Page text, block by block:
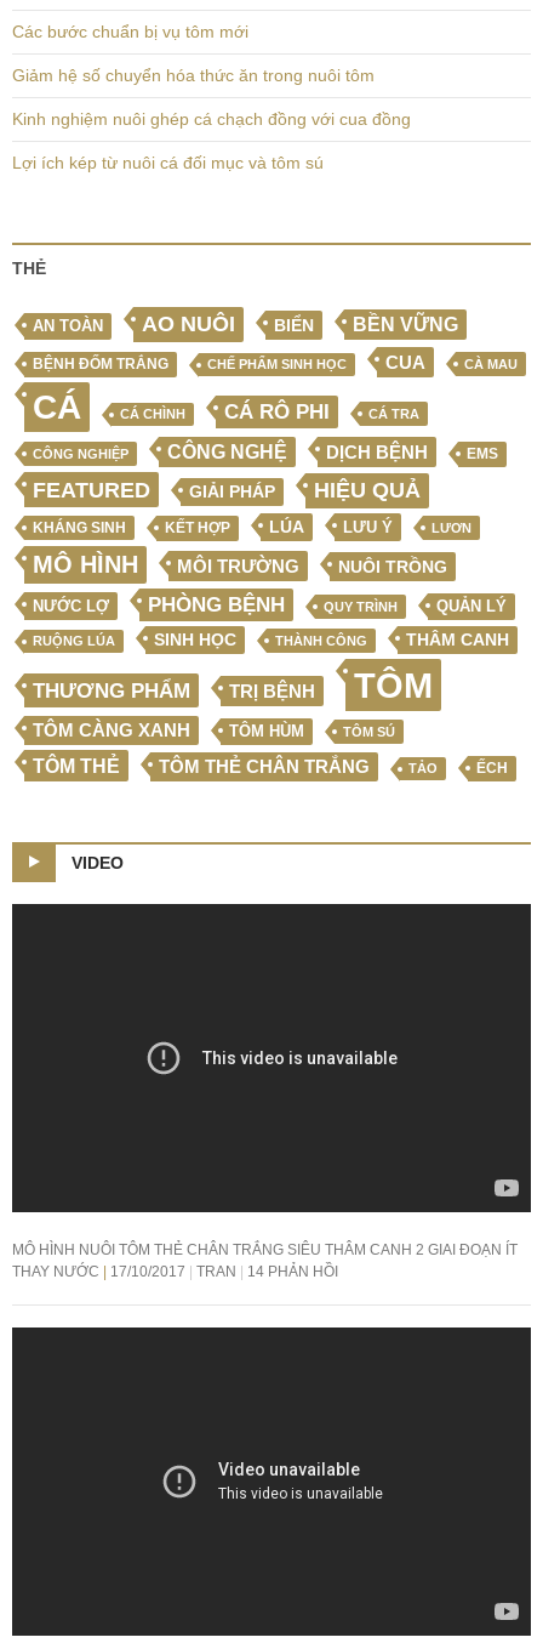
Các bước chuẩn bị vụ tôm mới
Giảm hệ số chuyển hóa thức ăn trong nuôi tôm
Kinh nghiệm nuôi ghép cá chạch đồng với cua đồng
Lợi ích kép từ nuôi cá đối mục và tôm sú
THẺ
AN TOÀN AO NUÔI BIỂN BỀN VỮNG
BỆNH ĐỐM TRẮNG CHẾ PHẨM SINH HỌC CUA CÀ MAU
CÁ CÁ CHÌNH CÁ RÔ PHI CÁ TRA
CÔNG NGHIỆP CÔNG NGHỆ DỊCH BỆNH EMS
FEATURED GIẢI PHÁP HIỆU QUẢ
KHÁNG SINH KẾT HỢP LÚA LƯU Ý LƯƠN
MÔ HÌNH MÔI TRƯỜNG NUÔI TRỒNG
NƯỚC LỢ PHÒNG BỆNH QUY TRÌNH QUẢN LÝ
RUỘNG LÚA SINH HỌC THÀNH CÔNG THÂM CANH
THƯƠNG PHẨM TRỊ BỆNH TÔM
TÔM CÀNG XANH TÔM HÙM TÔM SÚ
TÔM THẺ TÔM THẺ CHÂN TRẮNG TẢO ẾCH
VIDEO
MÔ HÌNH NUÔI TÔM THẺ CHÂN TRẮNG SIÊU THÂM CANH 2 GIAI ĐOẠN ÍT
THAY NƯỚC
17/10/2017 TRAN 14 PHẢN HỒI